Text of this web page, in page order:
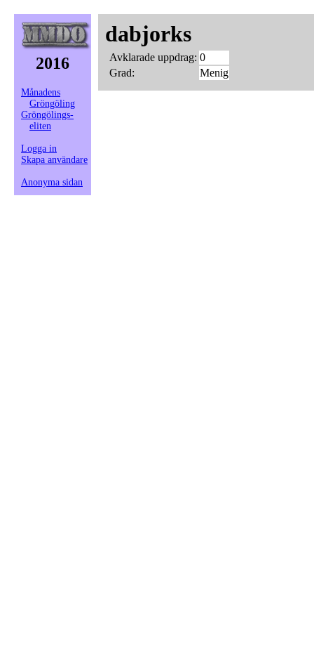
2016
Månadens
Gröngöling
Gröngölings-
eliten
Logga in
Skapa användare
Anonyma sidan
dabjorks
Avklarade uppdrag: 0
Grad:
Menig